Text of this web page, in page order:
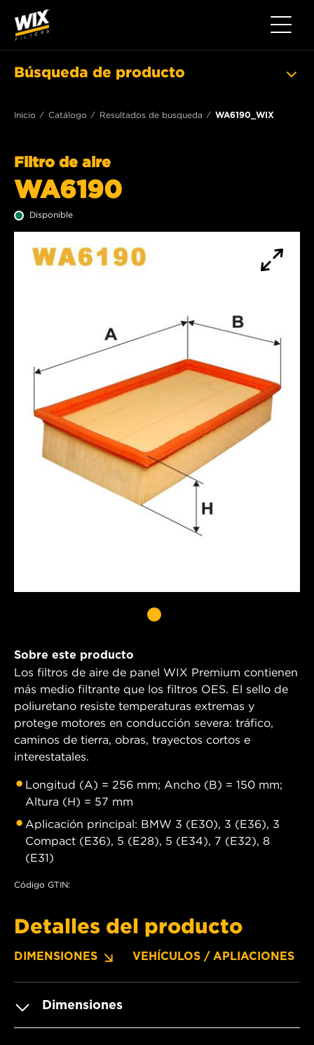
Toggle
Búsqueda de producto
Inicio Catálogo Resultados de busqueda WA6190_WIX
Filtro de aire
WA6190
Disponible
Sobre este producto
Los filtros de aire de panel WIX Premium contienen
más medio filtrante que los filtros OES. El sello de
poliuretano resiste temperaturas extremas y
protege motores en conducción severa: tráfico,
caminos de tierra, obras, trayectos cortos e
interestatales.
Longitud (A) = 256 mm; Ancho (B) = 150 mm;
Altura (H) = 57 mm
Aplicación principal: BMW 3 (E30), 3 (E36), 3
Compact (E36), 5 (E28), 5 (E34), 7 (E32), 8
(E31)
Código GTIN:
Detalles del producto
DIMENSIONES VEHÍCULOS / APLIACIONES
Dimensiones